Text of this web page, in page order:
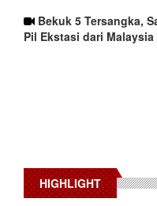
Bekuk 5 Tersangka,
Pil Ekstasi dari Malaysia
HIGHLIGHT